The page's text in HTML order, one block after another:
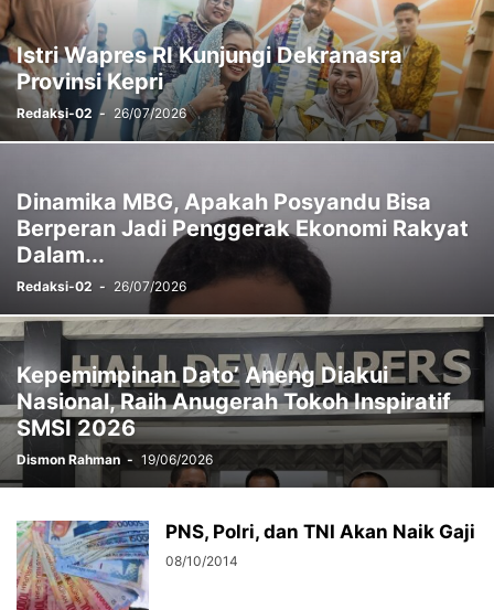
Istri Wapres RI Kunjungi Dekranasra
Provinsi Kepri
Redaksi-02 - 26/07/2026
Dinamika MBG, Apakah Posyandu Bisa
Berperan Jadi Penggerak Ekonomi Rakyat
Dalam...
Redaksi-02 - 26/07/2026
Kepemimpinan Dato’ Aneng Diakui
Nasional, Raih Anugerah Tokoh Inspiratif
SMSI 2026
Dismon Rahman - 19/06/2026
PNS, Polri, dan TNI Akan Naik Gaji
08/10/2014